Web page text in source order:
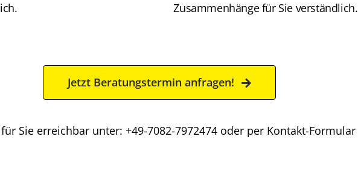
Zusammenhänge für Sie verständlich.
Jetzt Beratungstermin anfragen!
für Sie erreichbar unter: +49-7082-7972474 oder per Kontakt-Formular